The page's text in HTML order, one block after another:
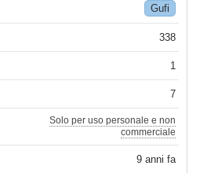
Gufi
338
1
7
Solo per uso personale e non
commerciale
9 anni fa